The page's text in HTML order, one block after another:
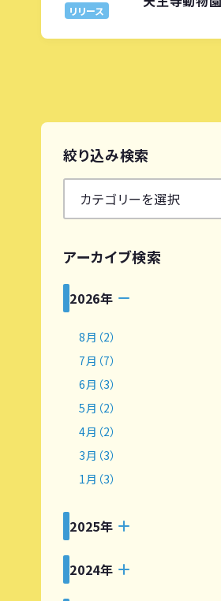
リリース
絞り込み検索
アーカイブ検索
2026年
8月（2）
7月（7）
6月（3）
5月（2）
4月（2）
3月（3）
1月（3）
2025年
2024年